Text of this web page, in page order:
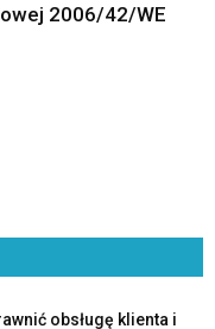
2006/42/WE
obsługę klienta i